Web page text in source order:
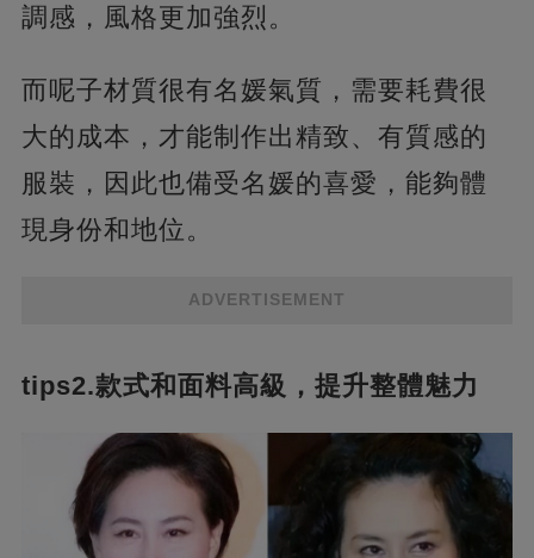
調感，風格更加強烈。
而呢子材質很有名媛氣質，需要耗費很
大的成本，才能制作出精致、有質感的
服裝，因此也備受名媛的喜愛，能夠體
現身份和地位。
ADVERTISEMENT
tips2.款式和面料高級，提升整體魅力